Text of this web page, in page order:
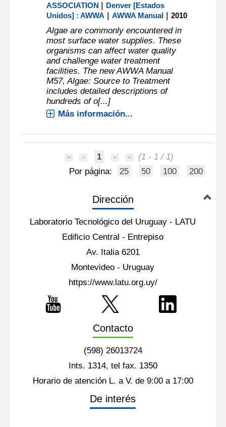
ASSOCIATION | Denver [Estados
Unidos] : AWWA |AWWA Manual |2010
Algae are commonly encountered in
most surface water supplies. These
organisms can affect water quality
and challenge water treatment
facilities. The new AWWA Manual
M57, Algae: Source to Treatment
includes detailed descriptions of
hundreds of o[...]
Más información...
1
(1 - 1 / 1)
Por página:
25 50 100 200
Dirección
Laboratorio Tecnológico del Uruguay - LATU
Edificio Central - Entrepiso
Av. Italia 6201
Montevideo - Uruguay
https://www.latu.org.uy/
Contacto
(598) 26013724
Ints. 1314, tel fax. 1350
Horario de atención L. a V. de 9:00 a 17:00
De interés